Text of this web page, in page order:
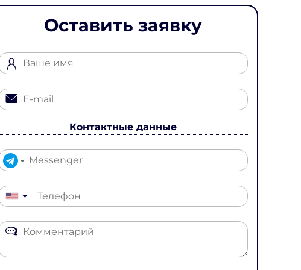
Оставить заявку
Контактные данные
▼